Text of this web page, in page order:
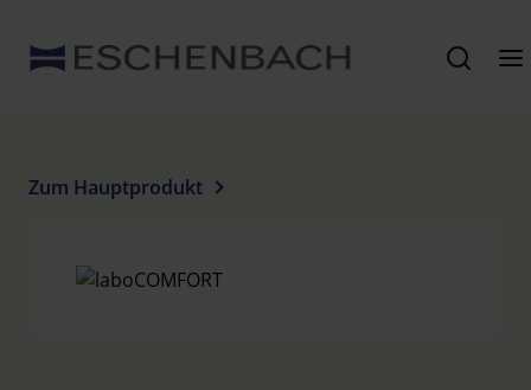
Zum Hauptprodukt